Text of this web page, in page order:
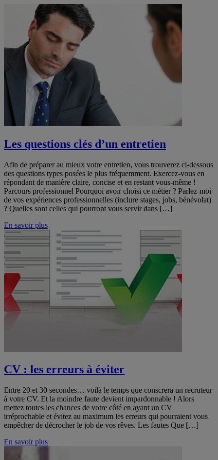
Les questions clés d’un entretien
Afin de préparer au mieux votre entretien, vous trouverez ci-dessous
des questions types posées le plus fréquemment. Exercez-vous en
répondant de manière claire, concise et en restant vous-même !
Parcours professionnel Pourquoi avoir choisi ce métier ? Parlez-moi
de vos expériences professionnelles (inclure stages, jobs, bénévolat)
? Quelles sont celles qui pourront vous servir dans […]
En savoir plus
CV : les erreurs à éviter
Entre 20 et 30 secondes… voilà le temps que conscrera un recruteur
à votre CV. Et la moindre faute devient impardonnable ! Alors
mettez toutes les chances de votre côté en ayant un CV
irréprochable et évitez au maximum les erreurs qui pourraient vous
empêcher de décrocher le job de vos rêves. Les fautes Que […]
En savoir plus